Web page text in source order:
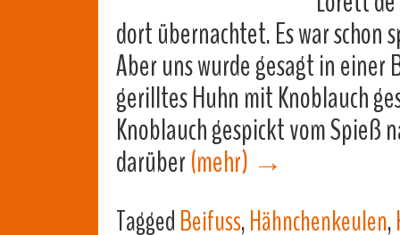
dort übernachtet. Es war schon
Aber uns wurde gesagt in einer
gerilltes Huhn mit Knoblauch
Knoblauch gespickt vom Spieß
darüber(mehr) →
TaggedBeifuss,Hähnchenkeulen,